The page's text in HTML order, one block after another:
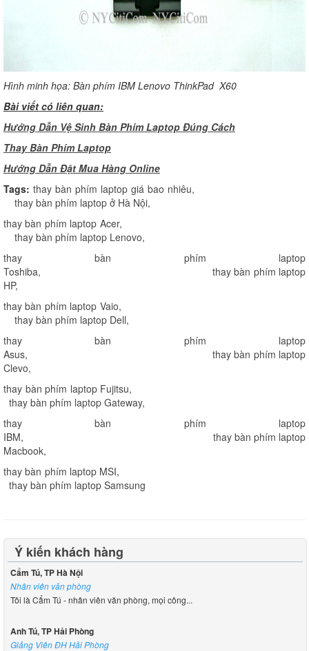
Hình minh họa: Bàn phím IBM Lenovo ThinkPad X60
Bài viết có liên quan:
Hướng Dẫn Vệ Sinh Bàn Phím Laptop Đúng Cách
Thay Bàn Phím Laptop
Hướng Dẫn Đặt Mua Hàng Online
Tags: thay bàn phím laptop giá bao nhiêu,
thay bàn phím laptop ở Hà Nội,
thay bàn phím laptop Acer,
thay bàn phím laptop Lenovo,
thay bàn phím laptop
Toshiba,
thay bàn phím laptop
HP,
thay bàn phím laptop Vaio,
thay bàn phím laptop Dell,
thay bàn phím laptop
Asus,
thay bàn phím laptop
Clevo,
thay bàn phím laptop Fujitsu,
thay bàn phím laptop Gateway,
thay bàn phím laptop
IBM, thay bàn phím laptop
Macbook,
thay bàn phím laptop MSI,
thay bàn phím laptop Samsung
Ý kiến khách hàng
Cẩm Tú, TP Hà Nội
Nhân viên văn phòng
Tôi là Cẩm Tú - nhân viên văn phòng, mọi công...
Anh Tú, TP Hải Phòng
Giảng Viên ĐH Hải Phòng